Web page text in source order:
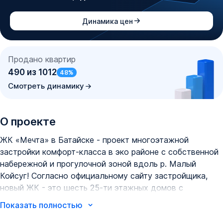
Динамика цен
Продано квартир
490 из 1012 48%
Смотреть динамику
О проекте
ЖК «Мечта» в Батайске - проект многоэтажной
застройки комфорт-класса в эко районе с собственной
набережной и прогулочной зоной вдоль р. Малый
Койсуг! Согласно официальному сайту застройщика,
новый ЖК - это шесть 25-ти этажных домов с
полностью обустроенной придомовой территорией.
Показать полностью